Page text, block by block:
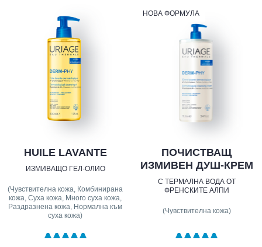
HUILE LAVANTE
ИЗМИВАЩО ГЕЛ-ОЛИО
(Чувствителна кожа, Комбинирана
кожа, Суха кожа, Много суха кожа,
Раздразнена кожа, Нормална към
суха кожа)
НОВА ФОРМУЛА
ПОЧИСТВАЩ
ИЗМИВЕН ДУШ-КРЕМ
С ТЕРМАЛНА ВОДА ОТ
ФРЕНСКИТЕ АЛПИ
(Чувствителна кожа)